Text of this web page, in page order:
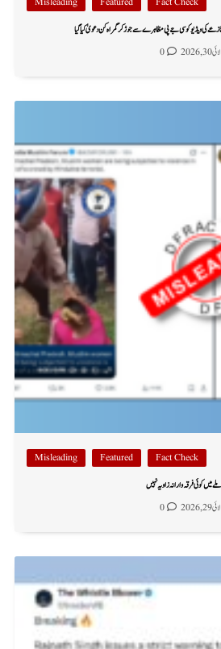
کی ویڈیو کو سی جے پی مظاہرے سے جوڑ کر گمراہ کن دعویٰ کیا گیا
2026
0
Fact Check
Featured
Misleading
کوئی فرقہ وارانہ زاویہ نہیں
2026
0